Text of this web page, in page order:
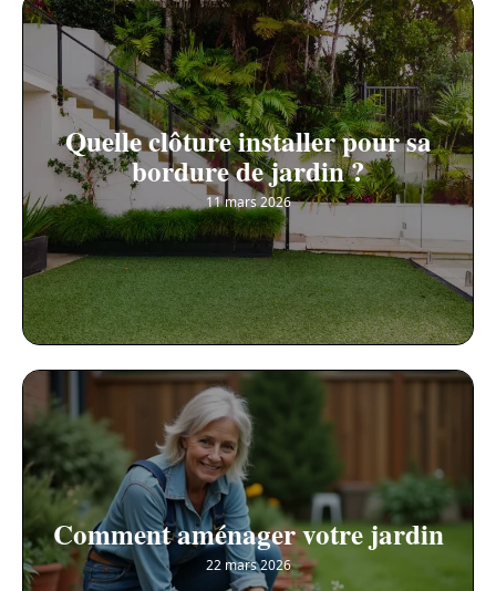
Quelle clôture installer pour sa
bordure de jardin ?
11 mars 2026
Comment aménager votre jardin
22 mars 2026